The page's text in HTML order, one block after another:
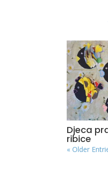
Djeca
ribice
« Older